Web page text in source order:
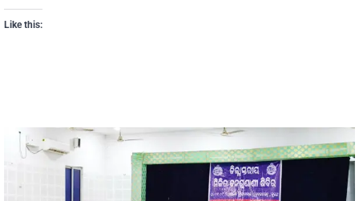
Like this: